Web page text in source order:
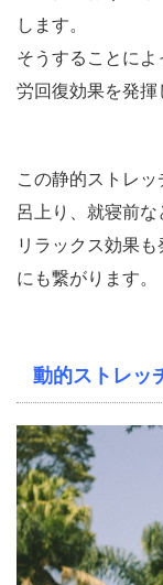
します。
そうすることに
労回復効果を発揮
この静的ストレ
呂上り、就寝前な
リラックス効果
にも繋がります。
動的ストレッ